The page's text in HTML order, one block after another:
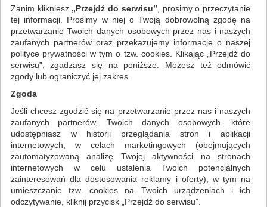
WSZYSTKIE KATEGORIE
NAJCHĘTNIEJ WYBIERANE
WYPOSAŻENIE BIURA
AKCESORIA KUCHENNE (17)
FILTRY
PRODUKT
KRAJALNICA
NOŻYCZKI
NÓŻ
Zanim klikniesz „Przejdź do serwisu” , prosimy o przeczytanie
tej informacji. Prosimy w niej o Twoją dobrowolną zgodę na
przetwarzanie Twoich danych osobowych przez nas i naszych
zaufanych partnerów oraz przekazujemy informacje o naszej
polityce prywatności w tym o tzw. cookies. Klikając „Przejdź do
serwisu”, zgadzasz się na poniższe. Możesz też odmówić
zgody lub ograniczyć jej zakres.
Zgoda
Jeśli chcesz zgodzić się na przetwarzanie przez nas i naszych
zaufanych partnerów, Twoich danych osobowych, które
udostępniasz w historii przeglądania stron i aplikacji
internetowych, w celach marketingowych (obejmujących
zautomatyzowaną analizę Twojej aktywności na stronach
internetowych w celu ustalenia Twoich potencjalnych
zainteresowań dla dostosowania reklamy i oferty), w tym na
umieszczanie tzw. cookies na Twoich urządzeniach i ich
odczytywanie, kliknij przycisk „Przejdź do serwisu”.